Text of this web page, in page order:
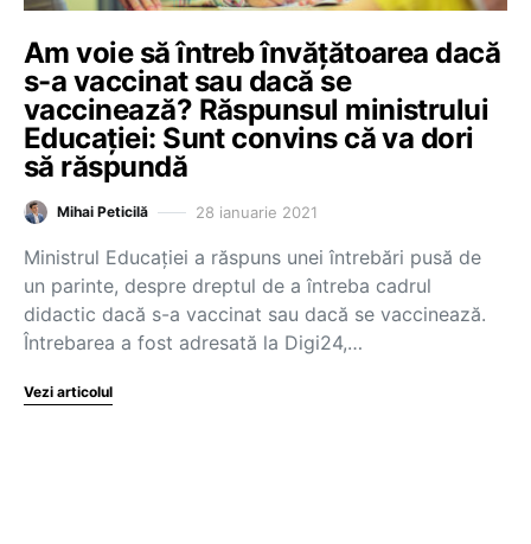
Am voie să întreb învățătoarea dacă
s-a vaccinat sau dacă se
vaccinează? Răspunsul ministrului
Educației: Sunt convins că va dori
să răspundă
Mihai Peticilă 28 ianuarie 2021
Ministrul Educației a răspuns unei întrebări pusă de
un parinte, despre dreptul de a întreba cadrul
didactic dacă s-a vaccinat sau dacă se vaccinează.
Întrebarea a fost adresată la Digi24,…
Vezi articolul